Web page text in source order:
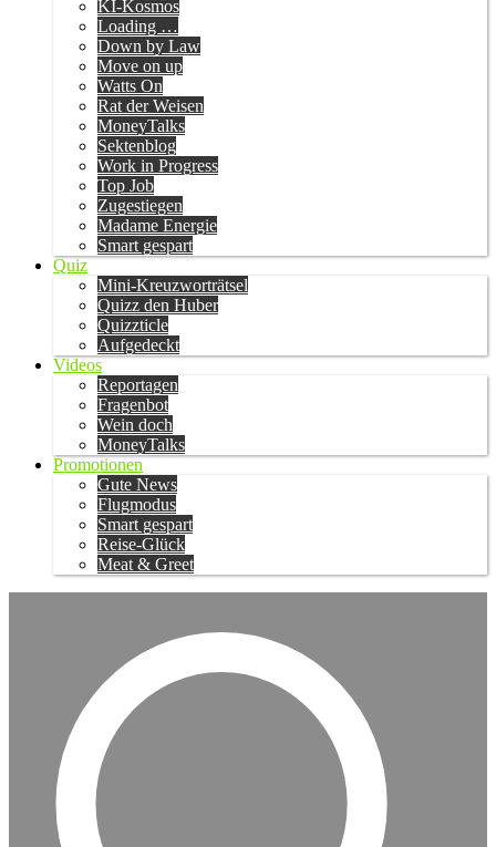
KI-Kosmos
Loading …
Down by Law
Move on up
Watts On
Rat der Weisen
MoneyTalks
Sektenblog
Work in Progress
Top Job
Zugestiegen
Madame Energie
Smart gespart
Quiz
Mini-Kreuzworträtsel
Quizz den Huber
Quizzticle
Aufgedeckt
Videos
Reportagen
Fragenbot
Wein doch
MoneyTalks
Promotionen
Gute News
Flugmodus
Smart gespart
Reise-Glück
Meat & Greet